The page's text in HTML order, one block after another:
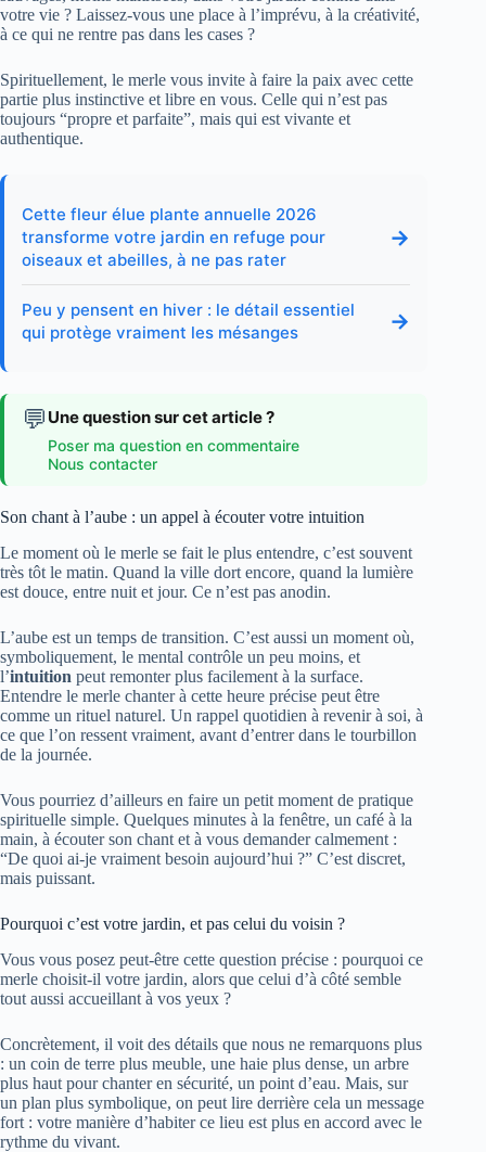
votre vie ? Laissez-vous une place à l’imprévu, à la créativité,
à ce qui ne rentre pas dans les cases ?
Spirituellement, le merle vous invite à faire la paix avec cette
partie plus instinctive et libre en vous. Celle qui n’est pas
toujours “propre et parfaite”, mais qui est vivante et
authentique.
Cette fleur élue plante annuelle 2026
transforme votre jardin en refuge pour
oiseaux et abeilles, à ne pas rater
→
Peu y pensent en hiver : le détail essentiel
qui protège vraiment les mésanges
→
💬 Une question sur cet article ?
Poser ma question en commentaire
Nous contacter
Son chant à l’aube : un appel à écouter votre intuition
Le moment où le merle se fait le plus entendre, c’est souvent
très tôt le matin. Quand la ville dort encore, quand la lumière
est douce, entre nuit et jour. Ce n’est pas anodin.
L’aube est un temps de transition. C’est aussi un moment où,
symboliquement, le mental contrôle un peu moins, et
l’intuition peut remonter plus facilement à la surface.
Entendre le merle chanter à cette heure précise peut être
comme un rituel naturel. Un rappel quotidien à revenir à soi, à
ce que l’on ressent vraiment, avant d’entrer dans le tourbillon
de la journée.
Vous pourriez d’ailleurs en faire un petit moment de pratique
spirituelle simple. Quelques minutes à la fenêtre, un café à la
main, à écouter son chant et à vous demander calmement :
“De quoi ai-je vraiment besoin aujourd’hui ?” C’est discret,
mais puissant.
Pourquoi c’est votre jardin, et pas celui du voisin ?
Vous vous posez peut-être cette question précise : pourquoi ce
merle choisit-il votre jardin, alors que celui d’à côté semble
tout aussi accueillant à vos yeux ?
Concrètement, il voit des détails que nous ne remarquons plus
: un coin de terre plus meuble, une haie plus dense, un arbre
plus haut pour chanter en sécurité, un point d’eau. Mais, sur
un plan plus symbolique, on peut lire derrière cela un message
fort : votre manière d’habiter ce lieu est plus en accord avec le
rythme du vivant.